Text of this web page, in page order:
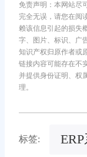
免责声明：本网站尽
完全无误，请您在阅
赖该信息引起的损失
字、图片、标识、广
知识产权归原作者或
链接内容可能存在不
并提供身份证明、权
理。
标签: